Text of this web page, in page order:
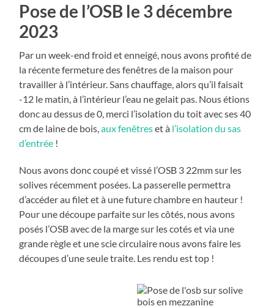
Pose de l’OSB le 3 décembre
2023
Par un week-end froid et enneigé, nous avons profité de
la récente fermeture des fenêtres de la maison pour
travailler à l’intérieur. Sans chauffage, alors qu’il faisait
-12 le matin, à l’intérieur l’eau ne gelait pas. Nous étions
donc au dessus de 0, merci l’isolation du toit avec ses 40
cm de laine de bois,aux fenêtreset à l’isolation du sas
d’entrée !
Nous avons donc coupé et vissé l’OSB 3 22mm sur les
solives récemment posées. La passerelle permettra
d’accéder au filet et à une future chambre en hauteur !
Pour une découpe parfaite sur les côtés, nous avons
posés l’OSB avec de la marge sur les cotés et via une
grande règle et une scie circulaire nous avons faire les
découpes d’une seule traite. Les rendu est top !